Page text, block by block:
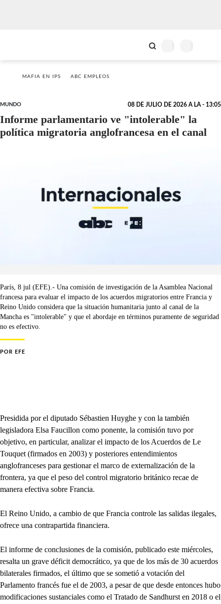
MAFIA EN IPS ABC EMPLEOS
MUNDO 08 DE JULIO DE 2026 A LA - 13:05
Informe parlamentario ve "intolerable" la
política migratoria anglofrancesa en el canal
París, 8 jul (EFE).- Una comisión de investigación de la Asamblea Nacional
francesa para evaluar el impacto de los acuerdos migratorios entre Francia y
Reino Unido considera que la situación humanitaria junto al canal de la
Mancha es "intolerable" y que el abordaje en términos puramente de seguridad
no es efectivo.
POR EFE
Presidida por el diputado Sébastien Huyghe y con la también
legisladora Elsa Faucillon como ponente, la comisión tuvo por
objetivo, en particular, analizar el impacto de los Acuerdos de Le
Touquet (firmados en 2003) y posteriores entendimientos
anglofranceses para gestionar el marco de externalización de la
frontera, ya que el peso del control migratorio británico recae de
manera efectiva sobre Francia.
El Reino Unido, a cambio de que Francia controle las salidas ilegales,
ofrece una contrapartida financiera.
El informe de conclusiones de la comisión, publicado este miércoles,
resalta un grave déficit democrático, ya que de los más de 30 acuerdos
bilaterales firmados, el último que se sometió a votación del
Parlamento francés fue el de 2003, a pesar de que desde entonces hubo
modificaciones sustanciales como el Tratado de Sandhurst en 2018 o el